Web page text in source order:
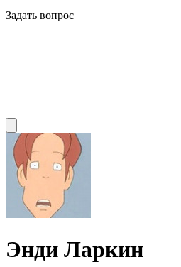
Задать вопрос
Энди Ларкин